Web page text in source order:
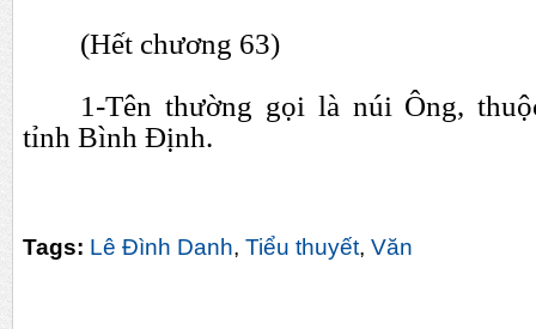
(Hết chương 63)
1-Tên thường gọi là núi Ông,
tỉnh Bình Định.
Tags: Lê Đình Danh, Tiểu thuyết, Văn